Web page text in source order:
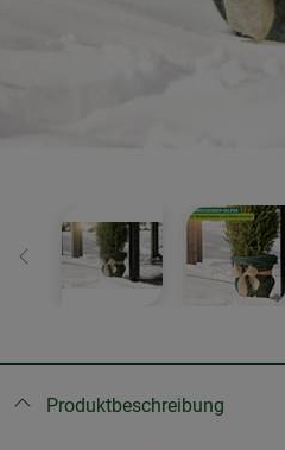
Zurück
Produktbeschreibung